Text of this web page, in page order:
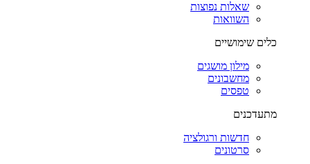
שאלות נפוצות
השוואות
כלים שימושיים
מילון מושגים
מחשבונים
טפסים
מתעדכנים
חדשות ורגולציה
סרטונים